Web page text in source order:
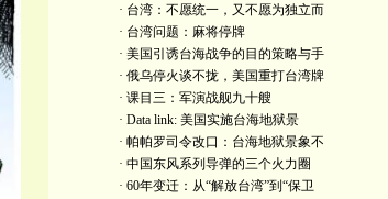
· 台湾：不愿统一，又不愿为独立而
· 台湾问题：麻将停牌
· 美国引诱台海战争的目的策略与手
· 俄乌停火谈不拢，美国重打台湾牌
· 课目三：军演战舰九十艘
· Data link: 美国实施台海地狱景
· 帕帕罗司令改口：台海地狱景象不
· 中国东风系列导弹的三个火力圈
· 60年变迁：从“解放台湾”到“保卫